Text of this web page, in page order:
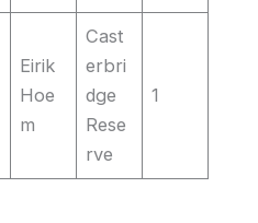
Eirik
Hoe
m
Cast
erbri
dge
Rese
rve
1